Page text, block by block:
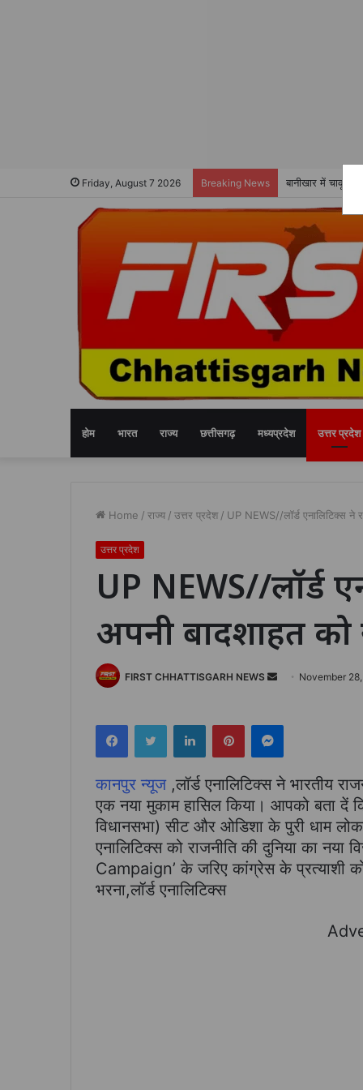
Friday, August 7 2026 Breaking News बानीखार में चाकू
होम भारत राज्य छत्तीसगढ़ मध्यप्रदेश उत्तर प्रदेश
Home / राज्य / उत्तर प्रदेश / UP NEWS//लॉर्ड एनालिटिक्स ने
उत्तर प्रदेश
UP NEWS//लॉर्ड
अपनी बादशाहत को
FIRST CHHATTISGARH NEWS
Send November
FacebookTwitter LinkedInPinterestMessenger
कानपुर न्यूज,लॉर्ड एनालिटिक्स ने भारतीय
एक नया मुकाम हासिल किया। आपको बता दें
विधानसभा) सीट और ओडिशा के पुरी धाम
एनालिटिक्स को राजनीति की दुनिया का नया
Campaign’ के जरिए कांग्रेस के प्रत्याशी
भरना,लॉर्ड एनालिटिक्स